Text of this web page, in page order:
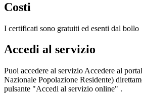
Costi
I certificati sono gratuiti ed esenti dal bollo
Accedi al servizio
Puoi accedere al servizio Accedere al
Nazionale Popolazione Residente)
pulsante "Accedi al servizio online" .